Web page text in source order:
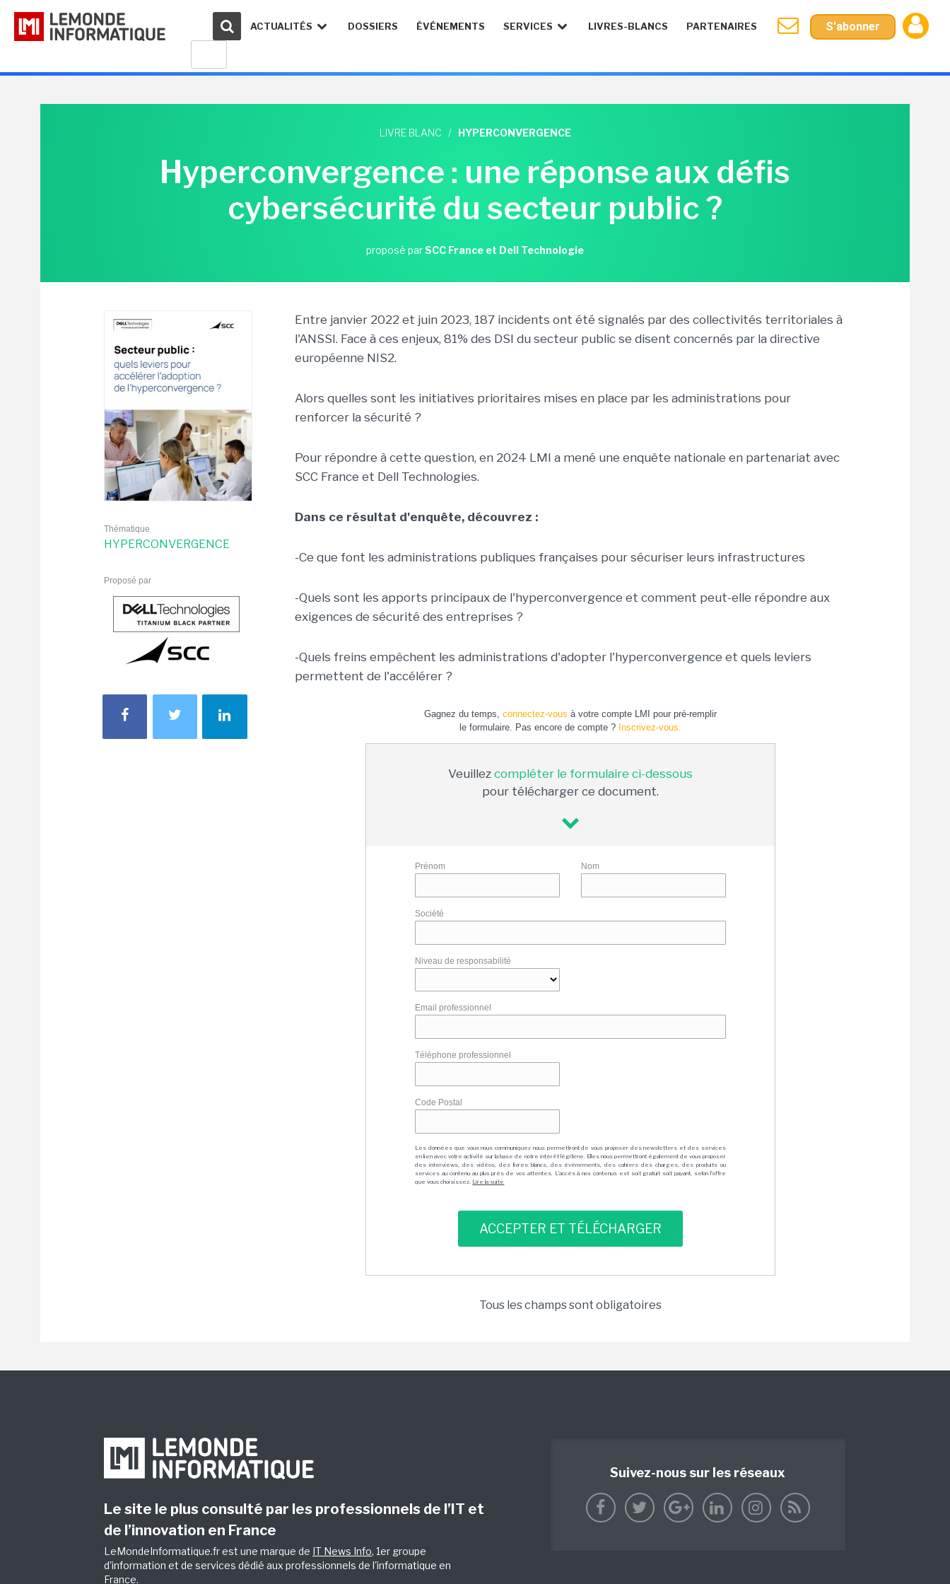
ACTUALITÉS DOSSIERS ÉVÉNEMENTS SERVICES LIVRES-BLANCS PARTENAIRES S'abonner
LIVRE BLANC / HYPERCONVERGENCE
Hyperconvergence : une réponse aux défis
cybersécurité du secteur public ?
proposé parSCC France et Dell Technologie
Thématique
HYPERCONVERGENCE
Proposé par
Entre janvier 2022 et juin 2023, 187 incidents ont été signalés par des collectivités territoriales à
l'ANSSI. Face à ces enjeux, 81% des DSI du secteur public se disent concernés par la directive
européenne NIS2.
Alors quelles sont les initiatives prioritaires mises en place par les administrations pour
renforcer la sécurité ?
Pour répondre à cette question, en 2024 LMI a mené une enquête nationale en partenariat avec
SCC France et Dell Technologies.
Dans ce résultat d'enquête, découvrez :
-Ce que font les administrations publiques françaises pour sécuriser leurs infrastructures
-Quels sont les apports principaux de l'hyperconvergence et comment peut-elle répondre aux
exigences de sécurité des entreprises ?
-Quels freins empêchent les administrations d'adopter l'hyperconvergence et quels leviers
permettent de l'accélérer ?
Gagnez du temps, connectez-vous à votre compte LMI pour pré-remplir
le formulaire. Pas encore de compte ? Inscrivez-vous.
Veuillez compléter le formulaire ci-dessous
pour télécharger ce document.
Prénom Nom
Société
Niveau de responsabilité
Email professionnel
Téléphone professionnel
Code Postal
Les données que vous nous communiquez nous permettront de vous proposer des newsletters et des services
en lien avec votre activité sur la base de notre intérêt légitime. Elles nous permettront également de vous proposer
des interviews, des vidéos, des livres blancs, des événements, des cahiers des charges, des produits ou
services au contenu au plus près de vos attentes. L'accès à nos contenus est soit gratuit soit payant, selon l'offre
que vous choisissez. Lire la suite
Tous les champs sont obligatoires
Le site le plus consulté par les professionnels de l’IT et
de l’innovation en France
LeMondeInformatique.fr est une marque de IT News Info, 1er groupe
d'information et de services dédié aux professionnels de l'informatique en
France.
Suivez-nous sur les réseaux